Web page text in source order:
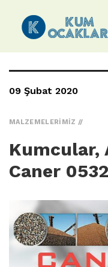
09 Şubat 2020
MALZEMELERIMIZ
Kumcular,
Caner